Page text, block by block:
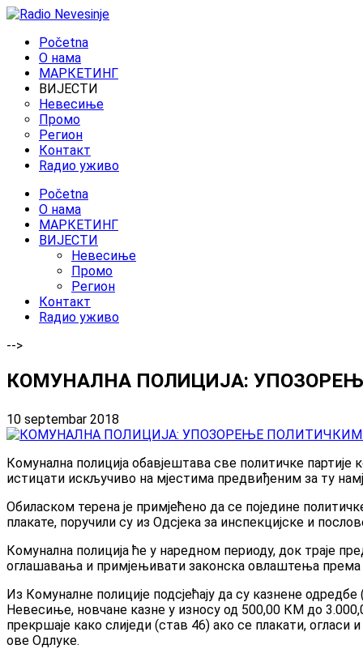
Početna
O нама
МАРКЕТИНГ
ВИЈЕСТИ
Невесиње
Промо
Регион
Контакт
Rадио уживо
Početna
O нама
МАРКЕТИНГ
ВИЈЕСТИ
Невесиње
Промо
Регион
Контакт
Rадио уживо
-->
КОМУНАЛНА ПОЛИЦИЈА:
10 septembar 2018
Комунална полиција обавјештава све политичке партије
истицати искључиво на мјестима предвиђеним за ту
Обиласком терена је примјећено да се поједине
плакате, поручили су из Одсјека за инспекцијске и
Комунална полиција ће у наредном периоду, док траје
оглашавања и примјењивати законска овлаштења према
Из Комуналне полиције подсјећају да су казнене
Невесиње, новчане казне у износу од 500,00 КМ до
прекршаје како слиједи (став 46) ако се плакати,
ове Одлуке.